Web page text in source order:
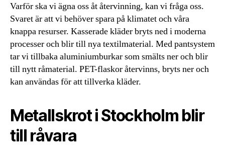
Varför ska vi ägna oss åt återvinning, kan vi fråga oss.
Svaret är att vi behöver spara på klimatet och våra
knappa resurser. Kasserade kläder bryts ned i moderna
processer och blir till nya textilmaterial. Med pantsystem
tar vi tillbaka aluminiumburkar som smälts ner och blir
till nytt råmaterial. PET-flaskor återvinns, bryts ner och
kan användas för att tillverka kläder.
Metallskrot i Stockholm blir
till råvara